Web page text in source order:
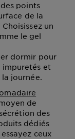
points
de la
un
le gel
dormir pour
impuretés et
journée.
de
des
dédiés
ceux